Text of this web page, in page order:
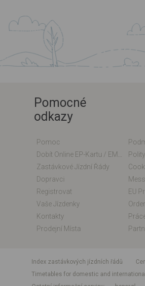
Pomocné
odkazy
Pomoc
Zastávkové Jízdní Řády
Dopravci
Registrovat
EU
Vaše Jízdenky
Kontakty
Prodejní Místa
index zastávkových jízdních řádů
Timetables for domestic and